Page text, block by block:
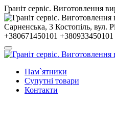
Гранiт сервiс. Виготовлення
Сарненська, 3 Костопiль, вул.
+380671450101 +380933450101
Пам`ятники
Супутні товари
Контакти